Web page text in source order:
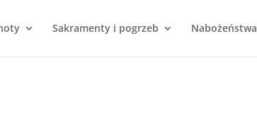
Sakramenty i pogrzeb Nabożeństwa